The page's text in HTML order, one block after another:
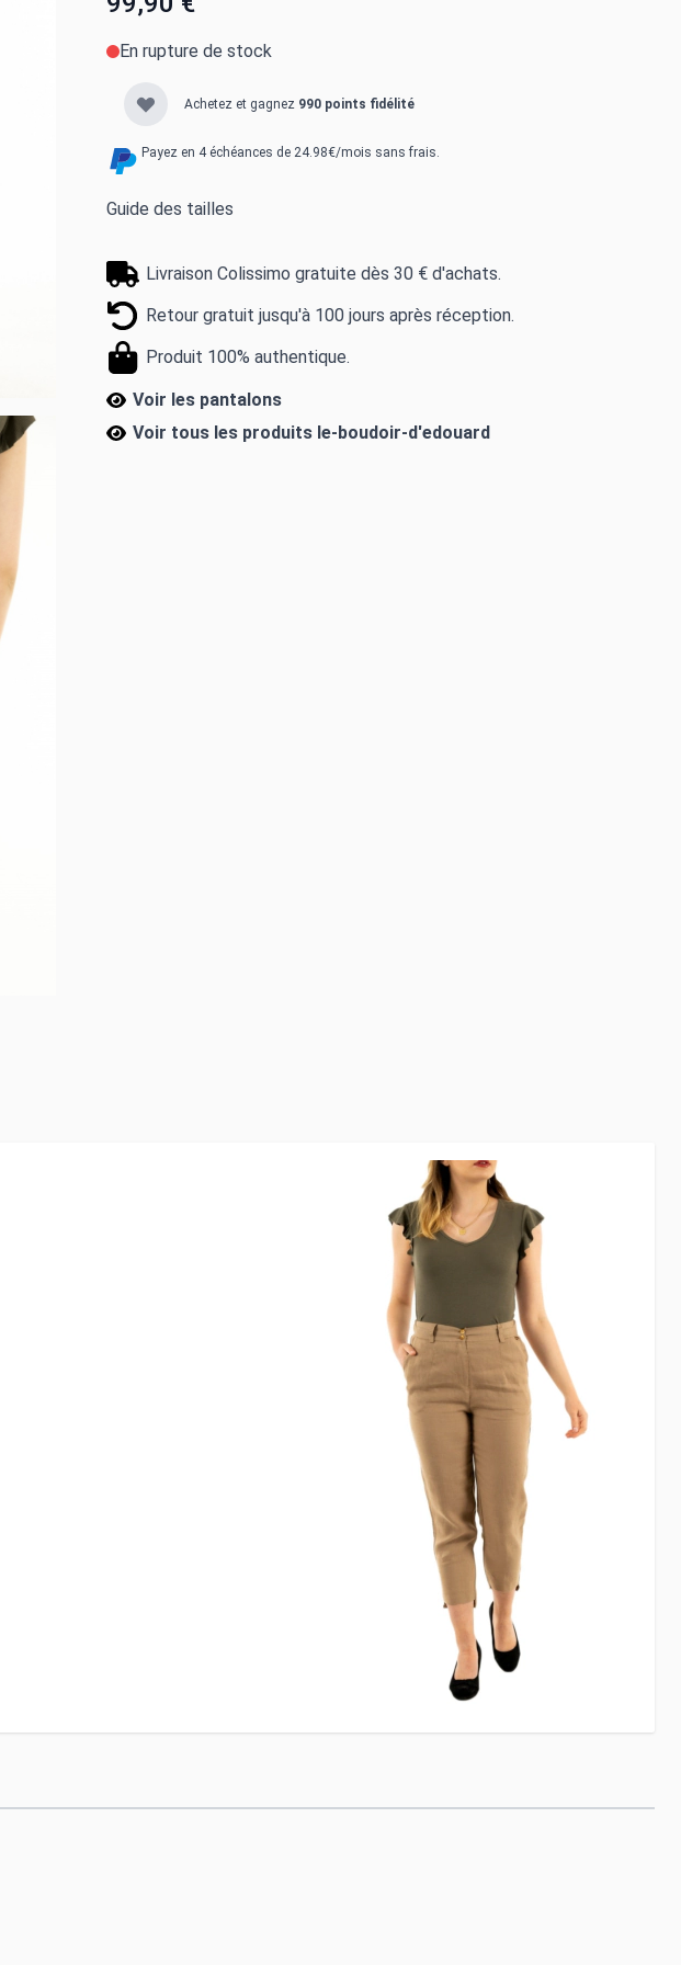
En rupture de stock
Achetez et gagnez 990 points fidélité
Payez en 4 échéances de 24.98€/mois sans frais.
Guide des tailles
Livraison Colissimo gratuite dès 30 € d'achats.
Retour gratuit jusqu'à 100 jours après réception.
Produit 100% authentique.
Voir les pantalons
Voir tous les produits le-boudoir-d'edouard